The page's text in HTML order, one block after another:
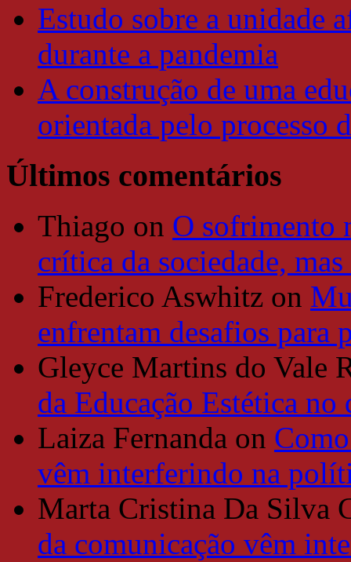
Estudo sobre a unidade
durante a pandemia
A construção de uma
orientada pelo processo
Últimos comentários
Thiago on O sofrimento
crítica da sociedade,
Frederico Aswhitz on
enfrentam desafios para
Gleyce Martins do Vale
da Educação Estética
Laiza Fernanda on
vêm interferindo na
Marta Cristina Da Silva
da comunicação vêm